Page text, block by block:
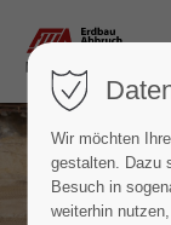
Wir möchten
gestalten. Dazu
Besuch in
weiterhin